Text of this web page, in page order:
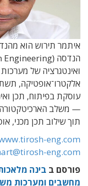
איתמר תירוש הוא
הנדסה (Engineering
ואינטגרציה של
אלקטרו־אופטיקה,
עוסקת בפיתוח, תכן
— משלב הארכיטקטורה
תוך שילוב תכן מכני,
eng.com
eng.com
פורסם ב בינה
מחשבים ומערכות